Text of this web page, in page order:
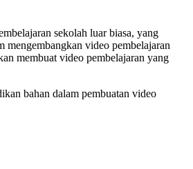
sekolah luar biasa, yang
video pembelajaran
membuat video pembelajaran yang
bahan dalam pembuatan video